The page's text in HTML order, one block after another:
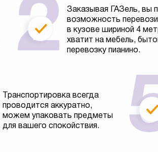
Заказывая ГАЗель, вы
возможность
в кузове шириной 4
хватит на мебель,
перевозку пианино.
Транспортировка всегда
проводится аккуратно,
можем упаковать предметы
для вашего спокойствия.